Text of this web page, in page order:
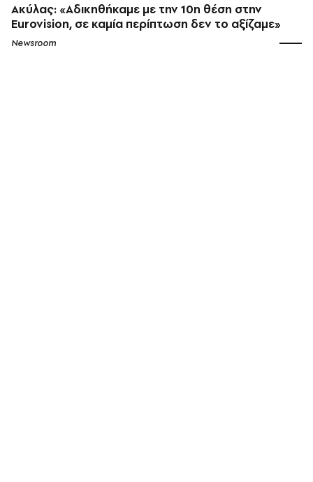
Ακύλας: «Αδικηθήκαμε με την 10η θέση στην
Eurovision, σε καμία περίπτωση δεν το αξίζαμε»
Newsroom